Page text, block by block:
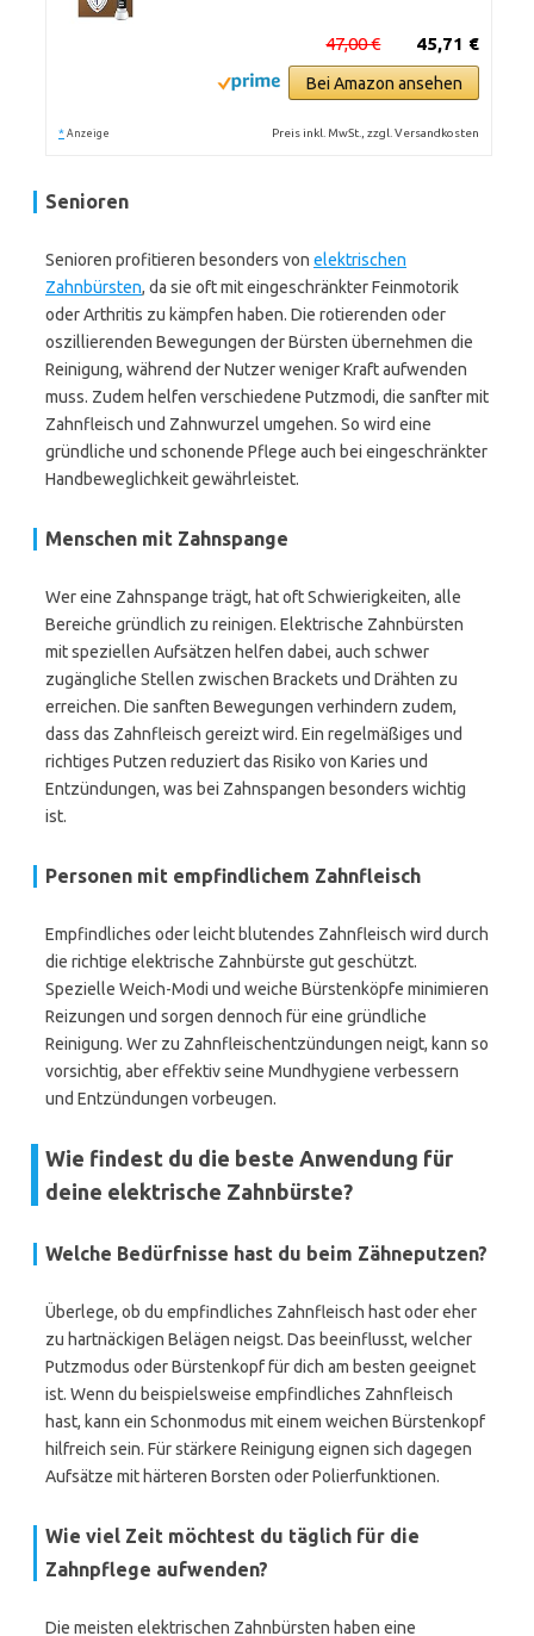
45,71 €
47,00 €
Bei Amazon ansehen
* Anzeige Preis inkl. MwSt., zzgl. Versandkosten
Senioren
Senioren profitieren besonders von elektrischen
Zahnbürsten, da sie oft mit eingeschränkter Feinmotorik
oder Arthritis zu kämpfen haben. Die rotierenden oder
oszillierenden Bewegungen der Bürsten übernehmen die
Reinigung, während der Nutzer weniger Kraft aufwenden
muss. Zudem helfen verschiedene Putzmodi, die sanfter mit
Zahnfleisch und Zahnwurzel umgehen. So wird eine
gründliche und schonende Pflege auch bei eingeschränkter
Handbeweglichkeit gewährleistet.
Menschen mit Zahnspange
Wer eine Zahnspange trägt, hat oft Schwierigkeiten, alle
Bereiche gründlich zu reinigen. Elektrische Zahnbürsten
mit speziellen Aufsätzen helfen dabei, auch schwer
zugängliche Stellen zwischen Brackets und Drähten zu
erreichen. Die sanften Bewegungen verhindern zudem,
dass das Zahnfleisch gereizt wird. Ein regelmäßiges und
richtiges Putzen reduziert das Risiko von Karies und
Entzündungen, was bei Zahnspangen besonders wichtig
ist.
Personen mit empfindlichem Zahnfleisch
Empfindliches oder leicht blutendes Zahnfleisch wird durch
die richtige elektrische Zahnbürste gut geschützt.
Spezielle Weich-Modi und weiche Bürstenköpfe minimieren
Reizungen und sorgen dennoch für eine gründliche
Reinigung. Wer zu Zahnfleischentzündungen neigt, kann so
vorsichtig, aber effektiv seine Mundhygiene verbessern
und Entzündungen vorbeugen.
Wie findest du die beste Anwendung für
deine elektrische Zahnbürste?
Welche Bedürfnisse hast du beim Zähneputzen?
Überlege, ob du empfindliches Zahnfleisch hast oder eher
zu hartnäckigen Belägen neigst. Das beeinflusst, welcher
Putzmodus oder Bürstenkopf für dich am besten geeignet
ist. Wenn du beispielsweise empfindliches Zahnfleisch
hast, kann ein Schonmodus mit einem weichen Bürstenkopf
hilfreich sein. Für stärkere Reinigung eignen sich dagegen
Aufsätze mit härteren Borsten oder Polierfunktionen.
Wie viel Zeit möchtest du täglich für die
Zahnpflege aufwenden?
Die meisten elektrischen Zahnbürsten haben eine